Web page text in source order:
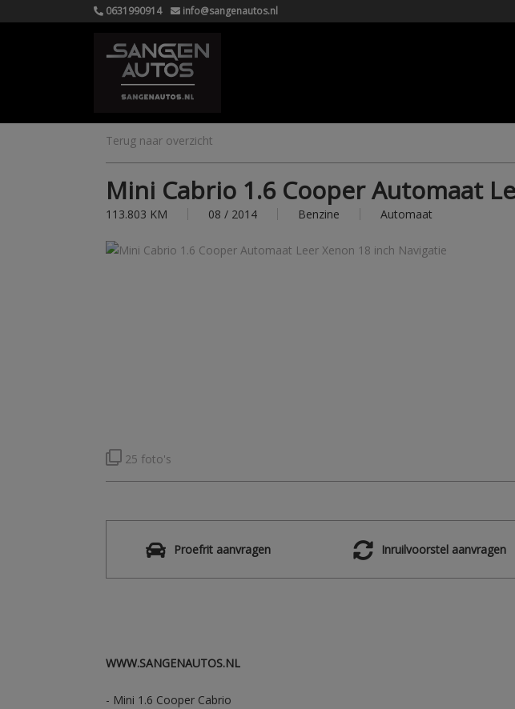
0631990914 info@sangenautos.nl
Terug naar overzicht
Mini Cabrio 1.6 Cooper Automaat
113.803 KM 08 / 2014 Benzine Automaat
25 foto's
Proefrit aanvragen Inruilvoorstel aanvragen
WWW.SANGENAUTOS.NL
- Mini 1.6 Cooper Cabrio